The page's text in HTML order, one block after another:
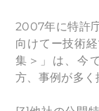
2007年に特許
向けてー技術
集＞」は、今
方、事例が多く